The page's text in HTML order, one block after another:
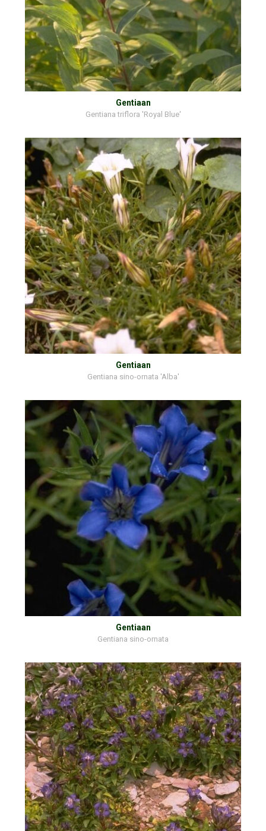
Gentiaan
Gentiana triflora 'Royal Blue'
Gentiaan
Gentiana sino-ornata 'Alba'
Gentiaan
Gentiana sino-ornata